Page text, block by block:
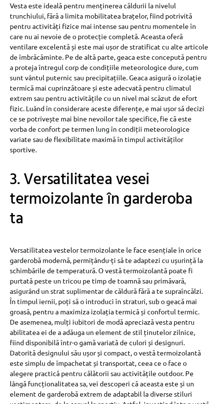
Vesta este ideală pentru menținerea căldurii la nivelul
trunchiului, fără a limita mobilitatea brațelor, fiind potrivită
pentru activități fizice mai intense sau pentru momentele în
care nu ai nevoie de o protecție completă. Aceasta oferă
ventilare excelentă și este mai ușor de stratificat cu alte articole
de îmbrăcăminte. Pe de altă parte, geaca este concepută pentru
a proteja întregul corp de condițiile meteorologice dure, cum
sunt vântul puternic sau precipitațiile. Geaca asigură o izolație
termică mai cuprinzătoare și este adecvată pentru climatul
extrem sau pentru activitățile cu un nivel mai scăzut de efort
fizic. Luând în considerare aceste diferențe, e mai ușor să decizi
ce se potrivește mai bine nevoilor tale specifice, fie că este
vorba de confort pe termen lung în condiții meteorologice
variate sau de flexibilitate maximă în timpul activităților
sportive.
3. Versatilitatea vesei
termoizolante în garderoba
ta
Versatilitatea vestelor termoizolante le face esențiale în orice
garderobă modernă, permițându-ți să te adaptezi cu ușurință la
schimbările de temperatură. O vestă termoizolantă poate fi
purtată peste un tricou pe timp de toamnă sau primăvară,
asigurând un strat suplimentar de căldură fără a te supraîncălzi.
În timpul iernii, poți să o introduci în straturi, sub o geacă mai
groasă, pentru a maximiza izolația termică și confortul termic.
De asemenea, mulți iubitori de modă apreciază vesta pentru
abilitatea ei de a adăuga un element de stil ținutelor zilnice,
fiind disponibilă într-o gamă variată de culori și designuri.
Datorită designului său ușor și compact, o vestă termoizolantă
este simplu de împachetat și transportat, ceea ce o face o
alegere practică pentru călătorii sau activitățile outdoor. Pe
lângă funcționalitatea sa, vei descoperi că aceasta este și un
element de garderobă extrem de adaptabil la diverse stiluri